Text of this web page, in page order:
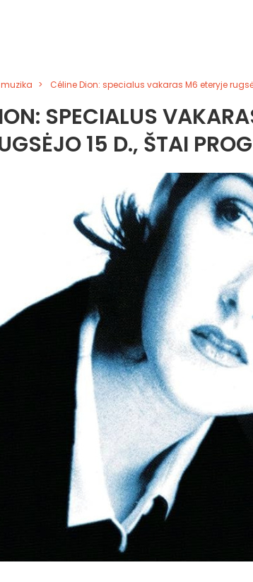
Céline Dion: specialus vakaras M6 eteryje
SPECIALUS
15 D., ŠTAI